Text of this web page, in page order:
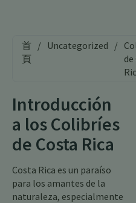
首
頁
/ Uncategorized /
Introducción
a los Colibríes
de Costa Rica
Costa Rica es un paraíso
para los amantes de la
naturaleza, especialmente